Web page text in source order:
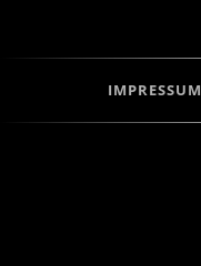
IMPRESSUM